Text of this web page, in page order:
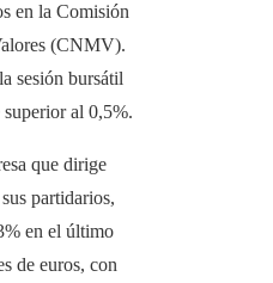
en la Comisión
(CNMV).
sesión bursátil
al 0,5%.
que dirige
partidarios,
en el último
de euros, con